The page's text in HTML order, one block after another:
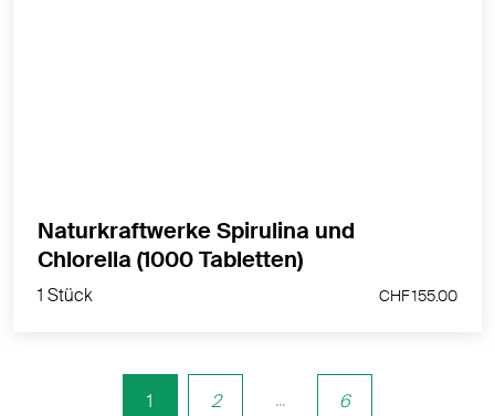
1 Stück
Naturkraftwerke Spirulina und
Chlorella (1000 Tabletten)
1 Stück CHF 155.00
1 2 ... 6